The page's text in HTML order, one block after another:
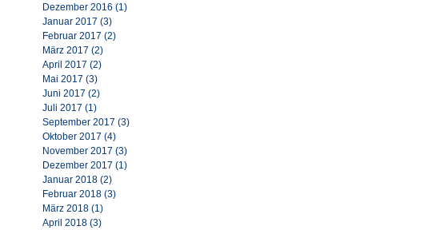
Dezember 2016 (1)
Januar 2017 (3)
Februar 2017 (2)
März 2017 (2)
April 2017 (2)
Mai 2017 (3)
Juni 2017 (2)
Juli 2017 (1)
September 2017 (3)
Oktober 2017 (4)
November 2017 (3)
Dezember 2017 (1)
Januar 2018 (2)
Februar 2018 (3)
März 2018 (1)
April 2018 (3)